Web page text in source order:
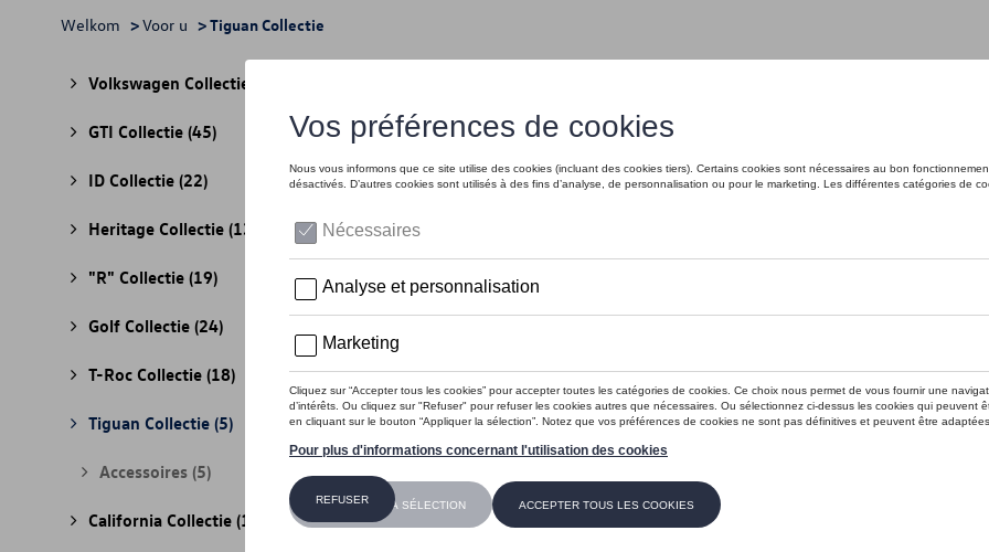
Welkom >Voor u > Tiguan Collectie
Volkswagen Collectie
GTI Collectie (45)
ID Collectie (22)
Heritage Collectie (13)
"R" Collectie (19)
Golf Collectie (24)
T-Roc Collectie (18)
Tiguan Collectie (5)
Accessoires (5)
California Collectie (18) VW A5 notitieboekje Tiguan